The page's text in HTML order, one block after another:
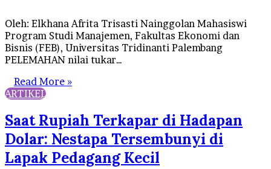
Oleh: Elkhana Afrita Trisasti Nainggolan Mahasiswi
Program Studi Manajemen, Fakultas Ekonomi dan
Bisnis (FEB), Universitas Tridinanti Palembang
PELEMAHAN nilai tukar…
Read More »
ARTIKEL
Saat Rupiah Terkapar di Hadapan
Dolar: Nestapa Tersembunyi di
Lapak Pedagang Kecil